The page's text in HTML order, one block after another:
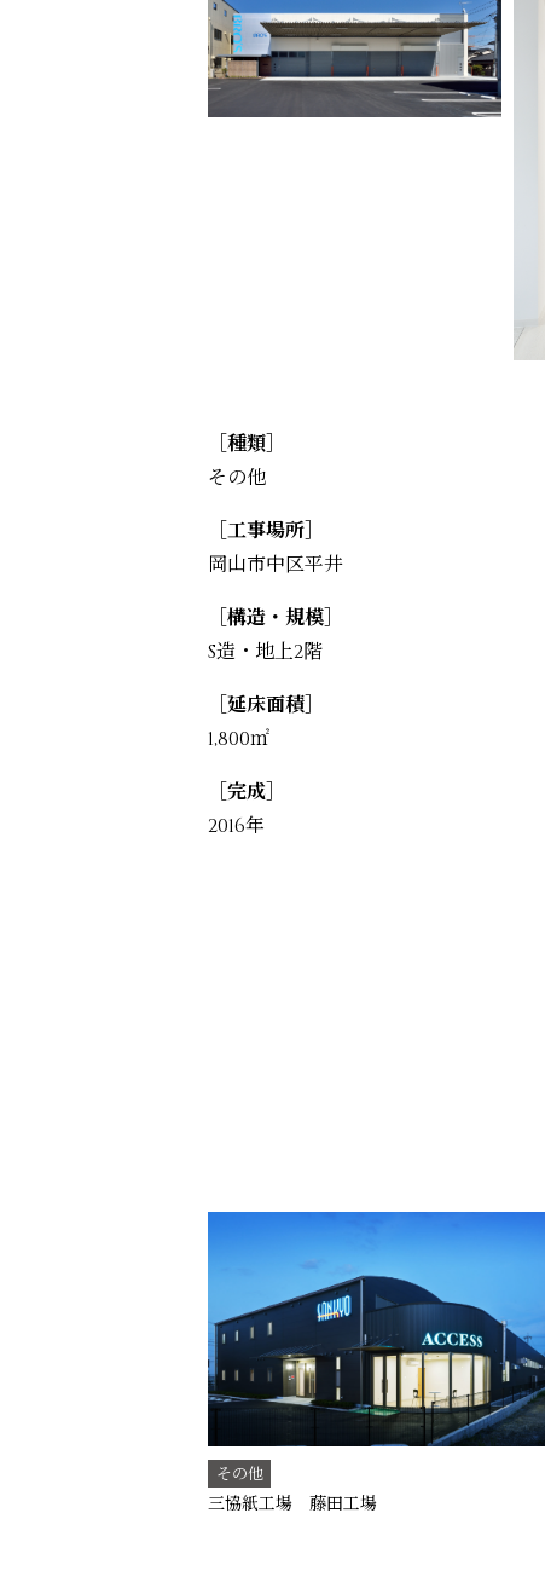
［種類］
その他
［工事場所］
岡山市中区平井
［構造・規模］
S造・地上2階
［延床面積］
1,800㎡
［完成］
2016年
その他
三協紙工場 藤田工場